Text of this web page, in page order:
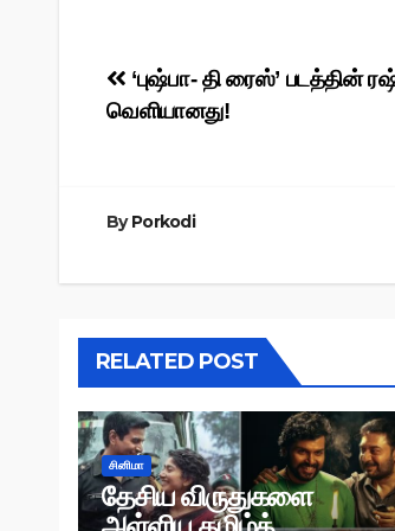
Post
navigation
‘புஷ்பா- தி ரைஸ்’ படத்தின்
வெளியானது!
ByPorkodi
RELATED POST
சினிமா
தேசிய விருதுகளை